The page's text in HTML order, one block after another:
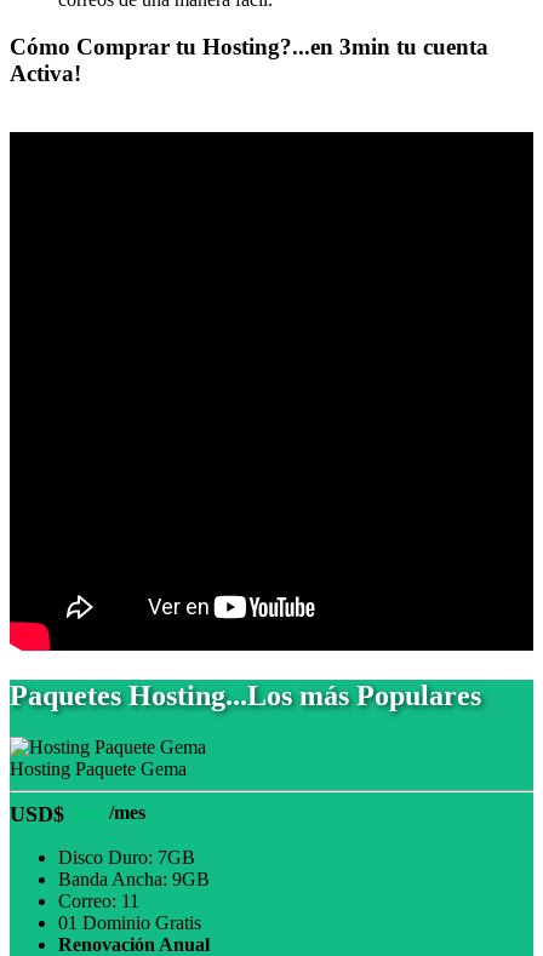
Cómo Comprar tu Hosting?...en 3min tu cuenta
Activa!
Paquetes Hosting...Los más Populares
Hosting Paquete Gema
USD$ /mes
Disco Duro: 7GB
Banda Ancha: 9GB
Correo: 11
01 Dominio Gratis
Renovación Anual